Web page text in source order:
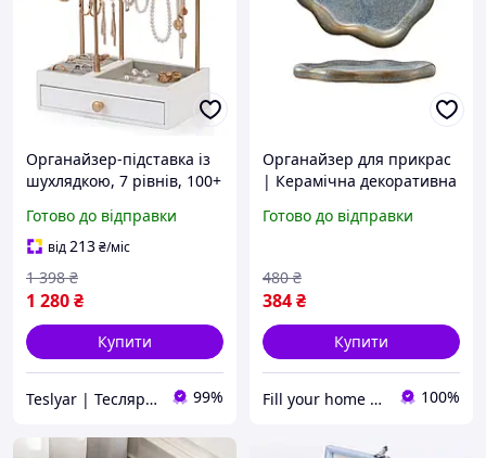
Органайзер-підставка із
шухлядкою, 7 рівнів, 100+
та біжутерії метал/
дерево/велюр 20,5х25,5
см Білий
Готово до відправки
від213₴/міс
1 280₴
1 398 ₴
Купити
Teslyar | Тесляр | Все для дому | Подарунки | Гурт 99%
Органайзер для прикрас
| Керамічна декоративна
блакитного кольору
Готово до відправки
384₴
480 ₴
Купити
Fill your home | Комфорт та затишок для кожного дому 100%